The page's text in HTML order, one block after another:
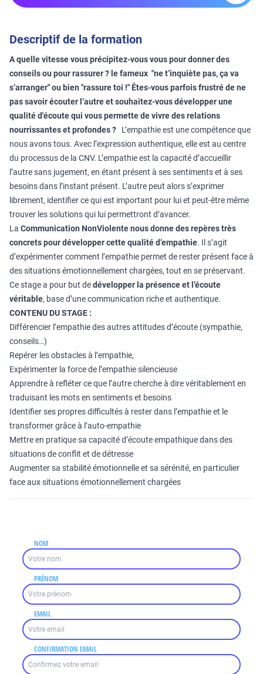
Descriptif de la formation
A quelle vitesse vous précipitez-vous vous pour donner des
conseils ou pour rassurer ? le fameux "ne t’inquiète pas, ça va
s’arranger" ou bien "rassure toi !" Êtes-vous parfois frustré de ne
pas savoir écouter l’autre et souhaitez-vous développer une
qualité d'écoute qui vous permette de vivre des relations
nourrissantes et profondes ? L’empathie est une compétence que
nous avons tous. Avec l’expression authentique, elle est au centre
du processus de la CNV. L’empathie est la capacité d’accueillir
l’autre sans jugement, en étant présent à ses sentiments et à ses
besoins dans l’instant présent. L’autre peut alors s’exprimer
librement, identifier ce qui est important pour lui et peut-être même
trouver les solutions qui lui permettront d’avancer.
La Communication NonViolentenous donne des repères très
concrets pour développer cette qualité d’empathie. Il s’agit
d’expérimenter comment l’empathie permet de rester présent face à
des situations émotionnellement chargées, tout en se préservant.
Ce stage a pour but dedévelopper la présence et l’écoute
véritable, base d’une communication riche et authentique.
CONTENU DU STAGE :
Différencier l’empathie des autres attitudes d’écoute (sympathie,
conseils…)
Repérer les obstacles à l’empathie,
Expérimenter la force de l’empathie silencieuse
Apprendre à refléter ce que l’autre cherche à dire véritablement en
traduisant les mots en sentiments et besoins
Identifier ses propres difficultés à rester dans l’empathie et le
transformer grâce à l’auto-empathie
Mettre en pratique sa capacité d’écoute empathique dans des
situations de conflit et de détresse
Augmenter sa stabilité émotionnelle et sa sérénité, en particulier
face aux situations émotionnellement chargées
NOM
PRÉNOM
EMAIL
CONFIRMATION EMAIL